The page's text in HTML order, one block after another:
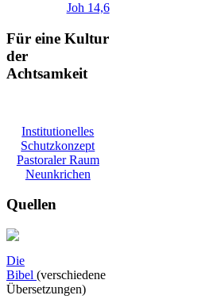
Joh 14,6
Für eine Kultur
der
Achtsamkeit
Institutionelles
Schutzkonzept
Pastoraler Raum
Neunkrichen
Quellen
Die
Bibel (verschiedene
Übersetzungen)